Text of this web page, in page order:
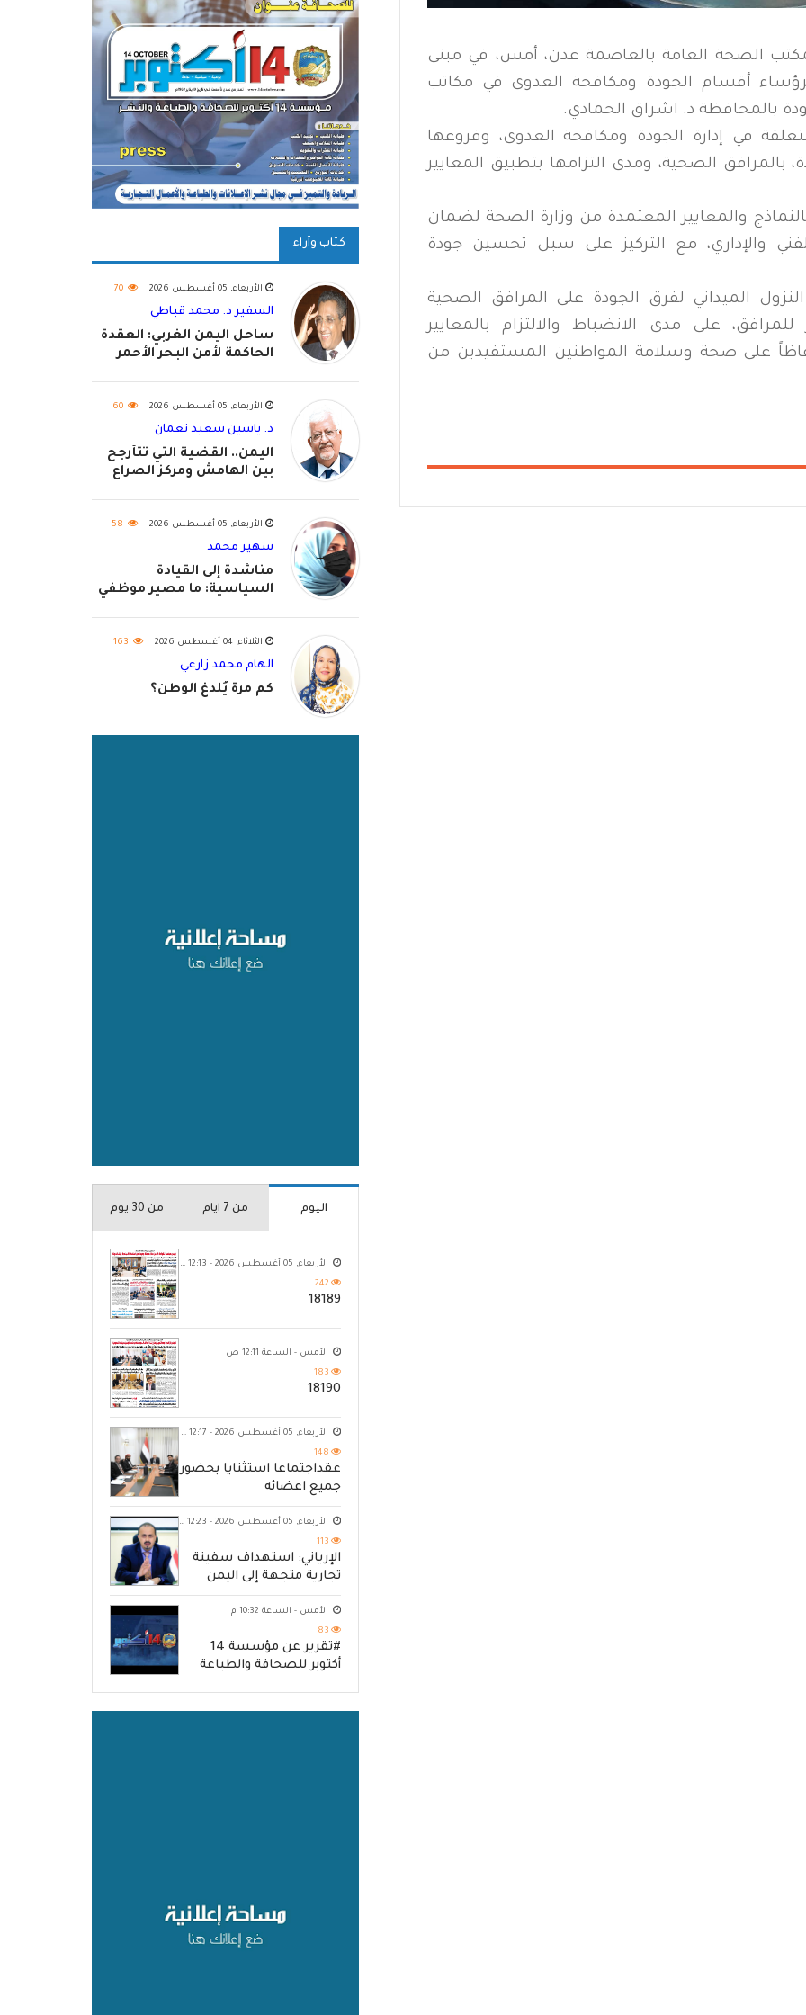
الصحة العامة بالعاصمة عدن، أمس، في مبنى
أقسام الجودة ومكافحة العدوى في مكاتب
بالمحافظة د. اشراق الحمادي.
في إدارة الجودة ومكافحة العدوى، وفروعها
بالمرافق الصحية، ومدى التزامها بتطبيق المعايير
والمعايير المعتمدة من وزارة الصحة لضمان
والإداري، مع التركيز على سبل تحسين جودة
الميداني لفرق الجودة على المرافق الصحية
على مدى الانضباط والالتزام بالمعايير
على صحة وسلامة المواطنين المستفيدين من
كتاب وآراء
الأربعاء, 05 أغسطس 2026 70
السفير د. محمد قباطي
ساحل اليمن الغربي: العقدة
الحاكمة لأمن البحر الأحمر
الأربعاء, 05 أغسطس 2026 60
د. ياسين سعيد نعمان
اليمن.. القضية التي تتأرجح
بين الهامش ومركز الصراع
الأربعاء, 05 أغسطس 2026 58
سهير محمد
مناشدة إلى القيادة
السياسية: ما مصير موظفي
الثلاثاء, 04 أغسطس 2026 163
الهام محمد زارعي
كم مرة يُلدغ الوطن؟
اليوم من 7 ايام من 30 يوم
الأربعاء, 05 أغسطس 2026 - 12:13 ص
242
18189
الأمس - الساعة 12:11 ص
183
18190
الأربعاء, 05 أغسطس 2026 - 12:17 ص
148
عقداجتماعا استثنايا بحضور
جميع اعضائه
الأربعاء, 05 أغسطس 2026 - 12:23 ص
113
الإرياني: استهداف سفينة
تجارية متجهة إلى اليمن
يكشف حصار الحوثي للشعب
الأمس - الساعة 10:32 م
83
#تقرير عن مؤسسة 14
أكتوبر للصحافة والطباعة